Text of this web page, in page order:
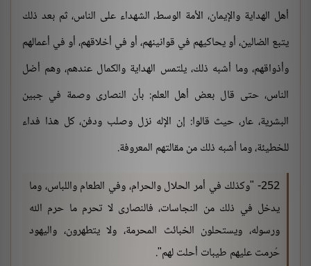
أهل الهداية والإيمان، الأمة الوسط، الشهداء على الناس، ثم بعد ذلك
يتبع الضالين، أو يحاكيهم في قوانينهم، أو في أخلاقهم، أو في أعمالهم
وأذواقهم، وما أشبه ذلك، يلتمس الهداية والكمال عندهم، وهم أضل
الناس، حتى قال بعض أهل العلم: بأن النصارى وصمة في جبين
البشرية، عار، حيث قالوا: إن الإله نزل وصلب ودفن، كل هذا فداء
للخطيئة، وما أشبه ذلك من مقالتهم المعروفة.
252- "وكذلك في أمر الحلال والحرام، وفي الطعام واللباس، وما
يدخل في ذلك من النجاسات، فالنصارى لا تحرم ما حرم الله
ورسوله، ويستحلون الخبائث المحرمة، ولا يتطهرون، واليهود
حُرمت عليهم طيبات أحلت لهم".